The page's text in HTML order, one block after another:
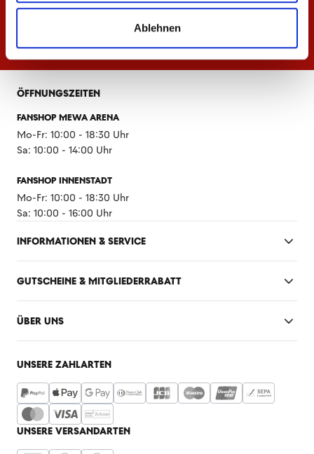
Ablehnen
ÖFFNUNGSZEITEN
FANSHOP MEWA ARENA
Mo-Fr: 10:00 - 18:30 Uhr
Sa: 10:00 - 14:00 Uhr
FANSHOP INNENSTADT
Mo-Fr: 10:00 - 18:30 Uhr
Sa: 10:00 - 16:00 Uhr
INFORMATIONEN & SERVICE
GUTSCHEINE & MITGLIEDERRABATT
ÜBER UNS
UNSERE ZAHLARTEN
UNSERE VERSANDARTEN